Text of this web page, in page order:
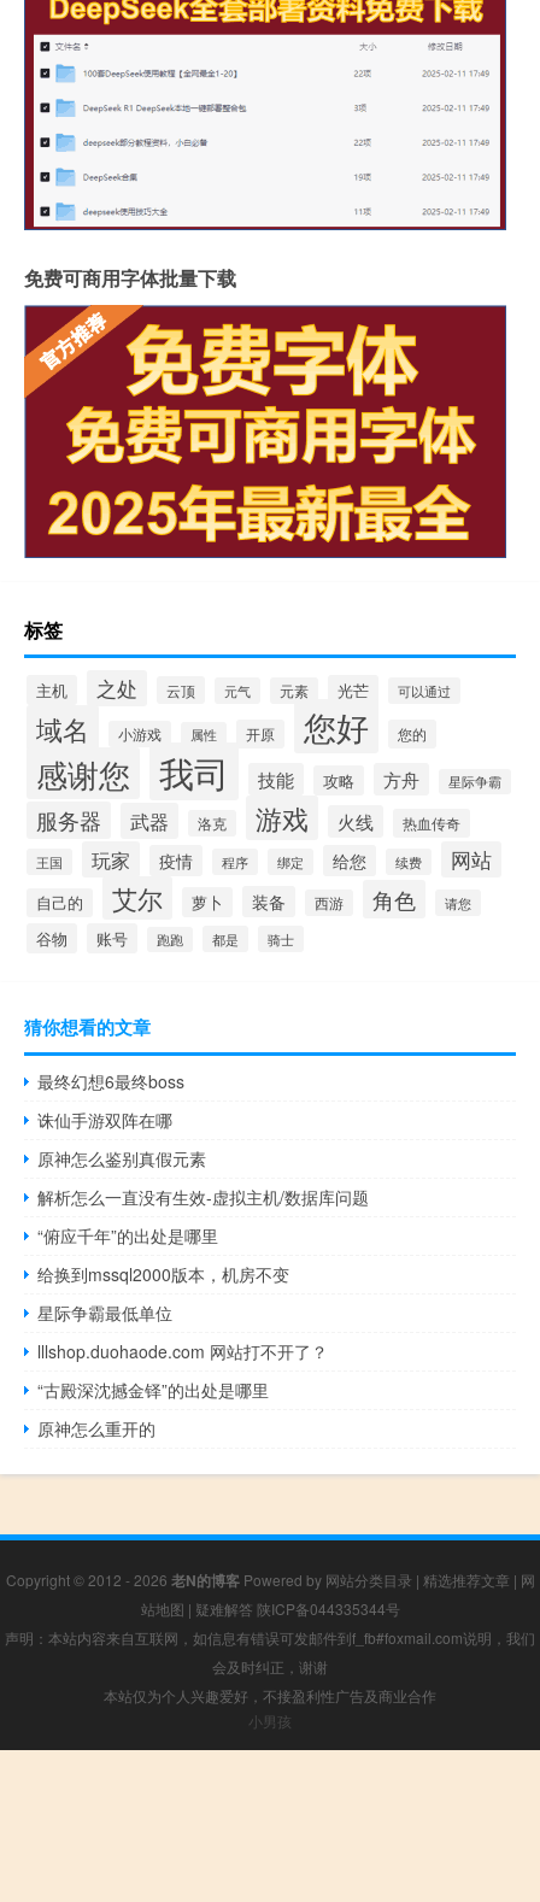
免费可商用字体批量下载
标签
主机 之处 云顶 元气 元素 光芒 可以通过
域名 小游戏 属性 开原 您好 您的
感谢您 我司 技能 攻略 方舟 星际争霸
服务器 武器 洛克 游戏 火线 热血传奇
王国 玩家 疫情 程序 绑定 给您 续费 网站
自己的 艾尔 萝卜 装备 西游 角色 请您
谷物 账号 跑跑 都是 骑士
猜你想看的文章
最终幻想6最终boss
诛仙手游双阵在哪
原神怎么鉴别真假元素
解析怎么一直没有生效-虚拟主机/数据库问题
“俯应千年”的出处是哪里
给换到mssql2000版本，机房不变
星际争霸最低单位
lllshop.duohaode.com 网站打不开了？
“古殿深沈撼金铎”的出处是哪里
原神怎么重开的
Copyright © 2012 - 2026 老N的博客Powered by 网站分类目录 | 精选推荐文章 | 网
站地图 | 疑难解答 陕ICP备044335344号
声明：本站内容来自互联网，如信息有错误可发邮件到f_fb#foxmail.com说明，我们
会及时纠正，谢谢
本站仅为个人兴趣爱好，不接盈利性广告及商业合作
小男孩